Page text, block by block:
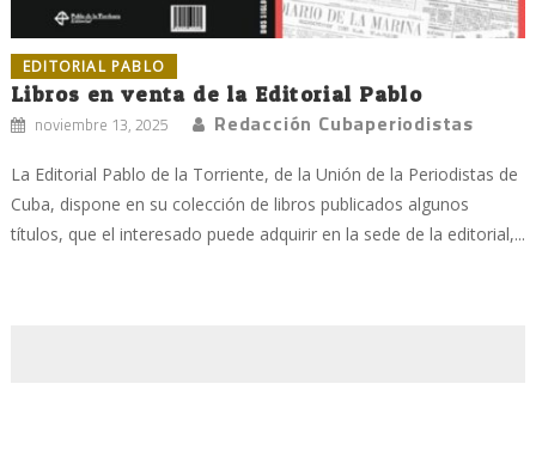
EDITORIAL PABLO
Libros en venta de la Editorial Pablo
noviembre 13, 2025 Redacción Cubaperiodistas
La Editorial Pablo de la Torriente, de la Unión de la Periodistas de
Cuba, dispone en su colección de libros publicados algunos
títulos, que el interesado puede adquirir en la sede de la editorial,...